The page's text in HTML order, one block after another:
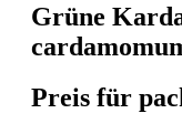
Grüne
Preis für